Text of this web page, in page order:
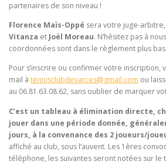
partenaires de son niveau !
Florence Maïs-Oppé sera votre juge-
Vitanza et Joël Moreau. N’hésitez pas à
coordonnées sont dans le règlement plus bas.
Pour s’inscrire ou confirmer votre inscription,
mail à tennisclubdevarces@gmail.com ou
au 06.81.63.08.62, sans oublier de marquer
C’est un tableau à élimination directe,
jouer dans une période donnée,
jours, à la convenance des 2 joueurs/
affiché au club, sous l’auvent. Les 1ères
téléphone, les suivantes seront notées sur le